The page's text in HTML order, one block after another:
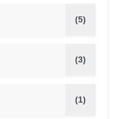
(5)
(3)
(1)